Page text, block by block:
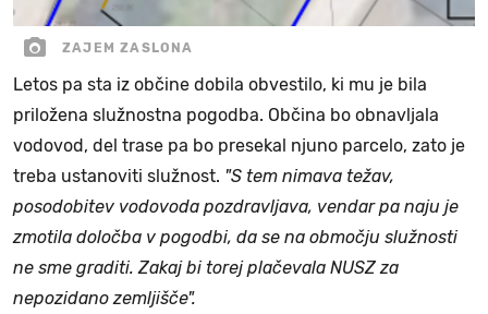
ZAJEM ZASLONA
Letos pa sta iz občine dobila obvestilo, ki mu je bila
priložena služnostna pogodba. Občina bo obnavljala
vodovod, del trase pa bo presekal njuno parcelo, zato je
treba ustanoviti služnost. "S tem nimava težav,
posodobitev vodovoda pozdravljava, vendar pa naju je
zmotila določba v pogodbi, da se na območju služnosti
ne sme graditi. Zakaj bi torej plačevala NUSZ za
nepozidano zemljišče".